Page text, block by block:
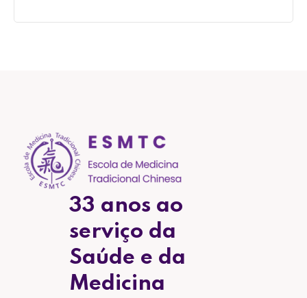
33 anos ao
serviço da
Saúde e da
Medicina